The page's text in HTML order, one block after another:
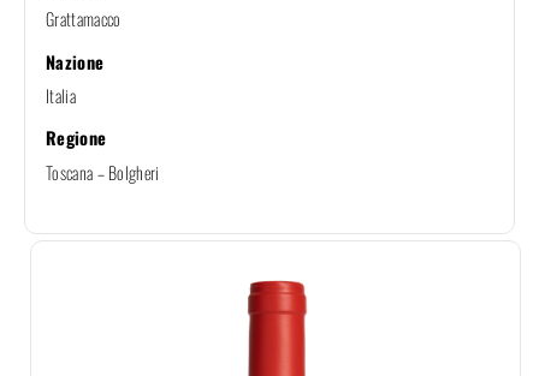
Grattamacco
Nazione
Italia
Regione
Toscana – Bolgheri